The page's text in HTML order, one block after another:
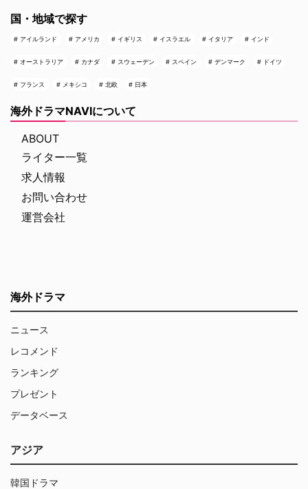
国・地域で探す
アイルランド アメリカ イギリス イスラエル イタリア インド
オーストラリア カナダ スウェーデン スペイン デンマーク ドイツ
フランス メキシコ 北欧 日本
海外ドラマNAVIについて
ABOUT
ライター一覧
求人情報
お問い合わせ
運営会社
海外ドラマ
ニュース
レコメンド
ランキング
プレゼント
データベース
アジア
韓国ドラマ